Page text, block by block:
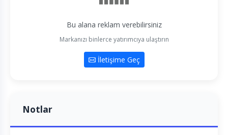
Bu alana reklam verebilirsiniz
Markanızı binlerce yatırımcıya ulaştırın
İletişime Geç
Notlar